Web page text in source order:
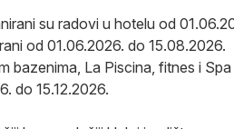
su radovi u hotelu od
od 01.06.2026. do 15.08.2026.
bazenima, La Piscina, fitnes i
do 15.12.2026.